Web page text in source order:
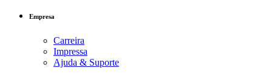
Empresa
Carreira
Impressa
Ajuda & Suporte